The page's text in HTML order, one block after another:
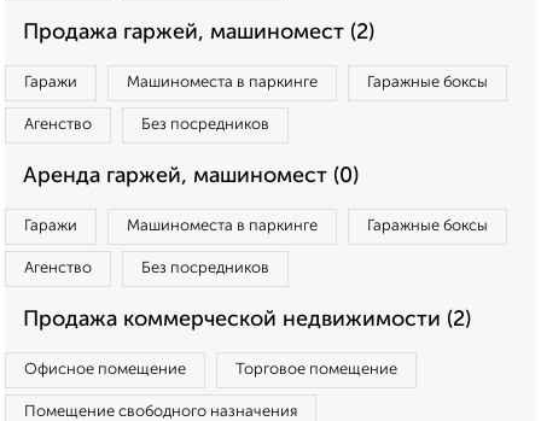
Продажа гаржей, машиномест (2)
Гаражи Машиноместа в паркинге Гаражные боксы
Агенство Без посредников
Аренда гаржей, машиномест (0)
Гаражи Машиноместа в паркинге Гаражные боксы
Агенство Без посредников
Продажа коммерческой недвижимости (2)
Офисное помещение Торговое помещение
Помещение свободного назначения